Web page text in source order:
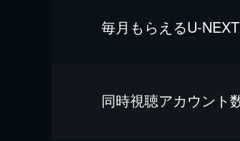
毎⽉もらえるU-
同時視聴アカウント